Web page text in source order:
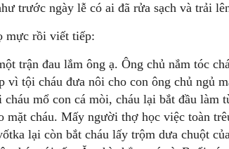
trước ngày lễ có ai đã rửa sạch và trải
mực rồi viết tiếp:
trận đau lắm ông ạ. Ông chủ nắm tóc
vì tội cháu đưa nôi cho con ông chủ ngủ
mổ con cá mòi, cháu lại bắt đầu làm
mặt cháu. Mấy người thợ học việc toàn
lại còn bắt cháu lấy trộm dưa chuột